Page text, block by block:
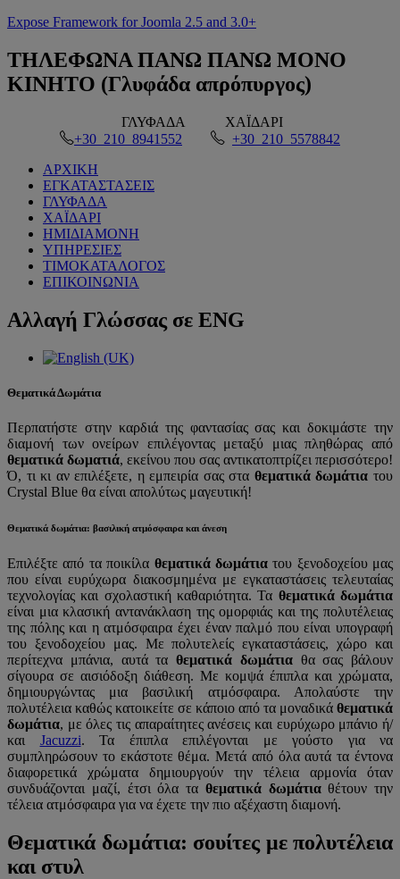
Expose Framework for Joomla 2.5 and 3.0+
ΤΗΛΕΦΩΝΑ ΠΑΝΩ ΠΑΝΩ ΜΟΝΟ
ΚΙΝΗΤΟ (Γλυφάδα απρόπυργος)
ΓΛΥΦΑΔΑ ΧΑΪΔΑΡΙ
+30 210 8941552 +30 210 5578842
ΑΡΧΙΚΗ
ΕΓΚΑΤΑΣΤΑΣΕΙΣ
ΓΛΥΦΑΔΑ
ΧΑΪΔΑΡΙ
ΗΜΙΔΙΑΜΟΝΗ
ΥΠΗΡΕΣΙΕΣ
ΤΙΜΟΚΑΤΑΛΟΓΟΣ
ΕΠΙΚΟΙΝΩΝΙΑ
Αλλαγή Γλώσσας σε ENG
Θεματικά Δωμάτια
Περπατήστε στην καρδιά της φαντασίας σας και δοκιμάστε την
διαμονή των ονείρων επιλέγοντας μεταξύ μιας πληθώρας από
θεματικά δωματιά, εκείνου που σας αντικατοπτρίζει περισσότερο!
Ό, τι κι αν επιλέξετε, η εμπειρία σας στα θεματικά δωμάτια του
Crystal Blue θα είναι απολύτως μαγευτική!
Θεματικά δωμάτια: βασιλική ατμόσφαιρα και άνεση
Επιλέξτε από τα ποικίλα θεματικά δωμάτιατου ξενοδοχείου μας
που είναι ευρύχωρα διακοσμημένα με εγκαταστάσεις τελευταίας
τεχνολογίας και σχολαστική καθαριότητα. Τα θεματικά δωμάτια
είναι μια κλασική αντανάκλαση της ομορφιάς και της πολυτέλειας
της πόλης και η ατμόσφαιρα έχει έναν παλμό που είναι υπογραφή
του ξενοδοχείου μας. Με πολυτελείς εγκαταστάσεις, χώρο και
περίτεχνα μπάνια, αυτά τα θεματικά δωμάτιαθα σας βάλουν
σίγουρα σε αισιόδοξη διάθεση. Με κομψά έπιπλα και χρώματα,
δημιουργώντας μια βασιλική ατμόσφαιρα. Απολαύστε την
πολυτέλεια καθώς κατοικείτε σε κάποιο από τα μοναδικά θεματικά
δωμάτια, με όλες τις απαραίτητες ανέσεις και ευρύχωρο μπάνιο ή/
και Jacuzzi. Τα έπιπλα επιλέγονται με γούστο για να
συμπληρώσουν το εκάστοτε θέμα. Μετά από όλα αυτά τα έντονα
διαφορετικά χρώματα δημιουργούν την τέλεια αρμονία όταν
συνδυάζονται μαζί, έτσι όλα τα θεματικά δωμάτιαθέτουν την
τέλεια ατμόσφαιρα για να έχετε την πιο αξέχαστη διαμονή.
Θεματικά δωμάτια: σουίτες με πολυτέλεια
και στυλ